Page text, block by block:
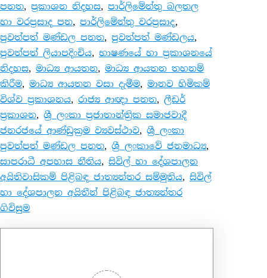
පනත, ප්‍රකාශන නිදහස, පාර්ලිමේන්තු බලතල
හා වරප්‍රසාද පන, පාර්ලිමේන්තු වරප්‍රසාද
පුවත්පත් මණ්ඩල පනත, පුවත්පත් මණ්ඩලය
පුවත්පත් ලියාපදිංචිය, භාෂණයේ හා ප්‍රකාශනයේ
නිදහස, මාධ්‍ය ආයතන, මාධ්‍ය ආයතන තහනම්
කිරීම, මාධ්‍ය ආයතන වසා දැමීම, මානව හිමිකම්
විශ්ව ප්‍රකාශනය, රාජ්‍ය ආඥා පනත, ලීඩර්
ප්‍රකාශන, ශ්‍රී ලංකා ප්‍රජාතාන්ත්‍රික සමාජවාදී
ජනරජයේ ආණ්ඩුක්‍රම ව්‍යවස්ථාව, ශ්‍රී ලංකා
පුවත්පත් මණ්ඩල පනත, ශ්‍රී ලංකාවේ ජනමාධ්‍ය
සාපරාධී අපහාස නීතිය, සිවිල් හා දේශපාලන
අයිතිවාසිකම් පිළිබඳ ජාත්‍යන්තර සම්මුතිය, සිවිල්
හා දේශපාලන අයිතීන් පිළිබඳ ජාත්‍යන්තර
ගිවිසුම